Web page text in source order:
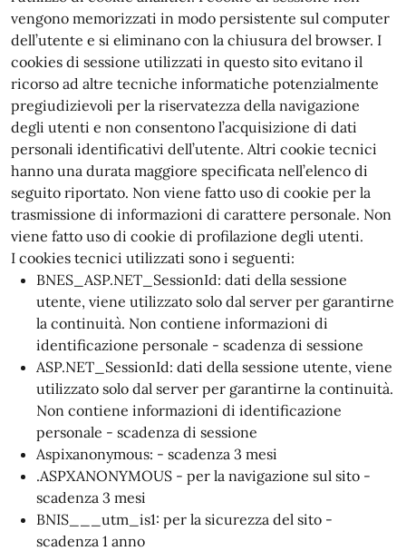
vengono memorizzati in modo persistente sul computer
dell’utente e si eliminano con la chiusura del browser. I
cookies di sessione utilizzati in questo sito evitano il
ricorso ad altre tecniche informatiche potenzialmente
pregiudizievoli per la riservatezza della navigazione
degli utenti e non consentono l’acquisizione di dati
personali identificativi dell’utente. Altri cookie tecnici
hanno una durata maggiore specificata nell’elenco di
seguito riportato. Non viene fatto uso di cookie per la
trasmissione di informazioni di carattere personale. Non
viene fatto uso di cookie di profilazione degli utenti.
I cookies tecnici utilizzati sono i seguenti:
BNES_ASP.NET_SessionId: dati della sessione
utente, viene utilizzato solo dal server per garantirne
la continuità. Non contiene informazioni di
identificazione personale - scadenza di sessione
ASP.NET_SessionId: dati della sessione utente, viene
utilizzato solo dal server per garantirne la continuità.
Non contiene informazioni di identificazione
personale - scadenza di sessione
Aspixanonymous: - scadenza 3 mesi
.ASPXANONYMOUS - per la navigazione sul sito -
scadenza 3 mesi
BNIS___utm_is1: per la sicurezza del sito -
scadenza 1 anno